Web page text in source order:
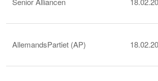
AllemandsPartiet (AP)